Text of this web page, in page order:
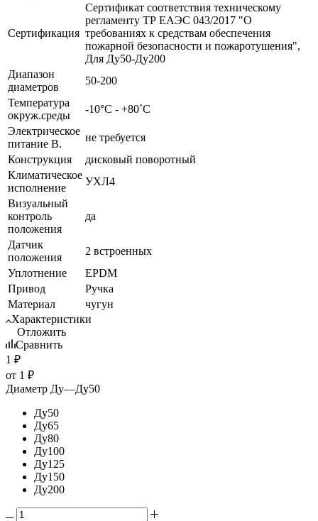
Сертификация
Сертификат соответствия техническому
регламенту ТР ЕАЭС 043/2017 "О
требованиях к средствам обеспечения
пожарной безопасности и пожаротушения",
Для Ду50-Ду200
Диапазон
диаметров
50-200
Температура
окруж.среды
-10°С - +80˚С
Электрическое
питание В.
не требуется
Конструкция
дисковый поворотный
Климатическое
исполнение
УХЛ4
Визуальный
контроль
положения
да
Датчик
положения
2 встроенных
Уплотнение
EPDM
Привод
Ручка
Материал
чугун
Характеристики
Отложить
Сравнить
1 ₽
от 1 ₽
Диаметр Ду—Ду50
Ду50
Ду65
Ду80
Ду100
Ду125
Ду150
Ду200